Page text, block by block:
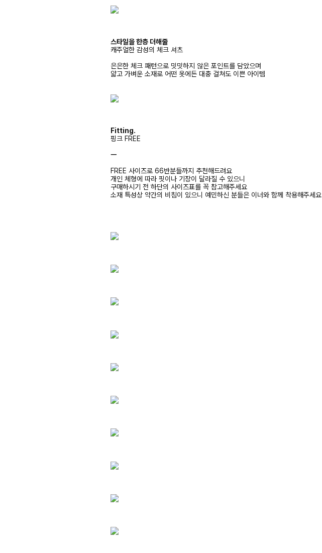
스타일을 한층 더해줄
캐주얼한 감성의 체크 셔츠
은은한 체크 패턴으로 밋밋하지 않은 포인트를 담았으며
얇고 가벼운 소재로 어떤 옷에든 대충 걸쳐도 이쁜 아이템
Fitting.
핑크 FREE
ㅡ
FREE 사이즈로 66반분들까지 추천해드려요
개인 체형에 따라 핏이나 기장이 달라질 수 있으니
구매하시기 전 하단의 사이즈표를 꼭 참고해주세요
소재 특성상 약간의 비침이 있으니 예민하신 분들은 이너와 함께 착용해주세요